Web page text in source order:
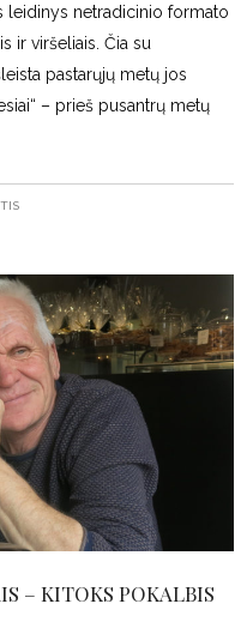
leidinys netradicinio formato
ir viršeliais. Čia su
pastarųjų metų jos
– prieš pusantrų metų
– KITOKS POKALBIS